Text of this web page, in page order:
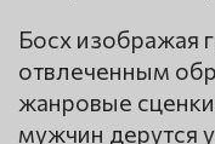
Босх изображая
отвлеченным
жанровые
мужчин дерутся